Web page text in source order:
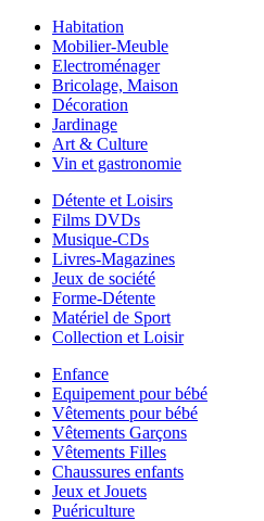
Habitation
Mobilier-Meuble
Electroménager
Bricolage, Maison
Décoration
Jardinage
Art & Culture
Vin et gastronomie
Détente et Loisirs
Films DVDs
Musique-CDs
Livres-Magazines
Jeux de société
Forme-Détente
Matériel de Sport
Collection et Loisir
Enfance
Equipement pour bébé
Vêtements pour bébé
Vêtements Garçons
Vêtements Filles
Chaussures enfants
Jeux et Jouets
Puériculture